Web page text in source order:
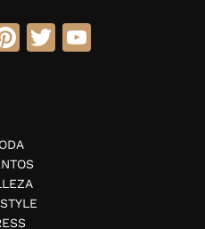
Pinterest
Twitter